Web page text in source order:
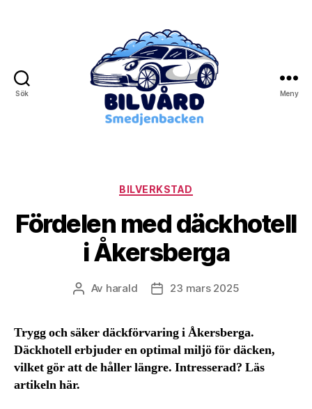
Sök Meny
Kategorier
BILVERKSTAD
Fördelen med däckhotell
i Åkersberga
Inläggsförfattare
Av harald Inläggsdatum
23 mars 2025
Trygg och säker däckförvaring i Åkersberga.
Däckhotell erbjuder en optimal miljö för däcken,
vilket gör att de håller längre. Intresserad? Läs
artikeln här.